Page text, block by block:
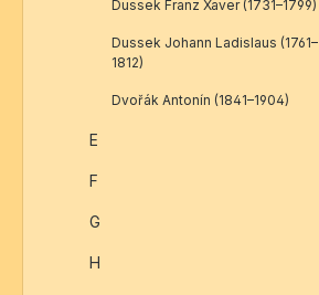
Dussek Franz Xaver (1731–1799)
Dussek Johann Ladislaus (1761–
1812)
Dvořák Antonín (1841–1904)
E
F
G
H